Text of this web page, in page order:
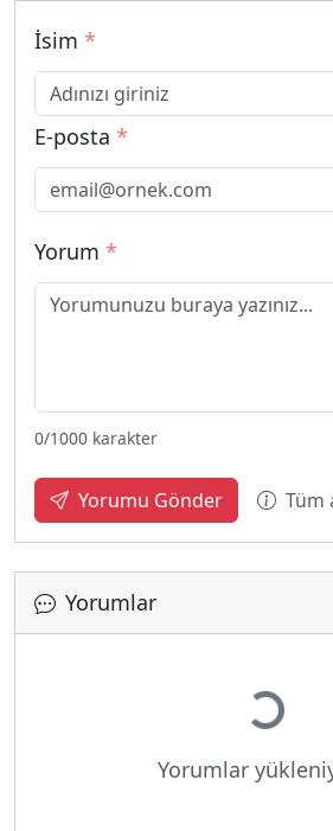
İsim *
E-posta *
Yorum *
0/1000 karakter
Yorumu Gönder Tüm
Yorumlar
Yükleniyor...
Yorumlar